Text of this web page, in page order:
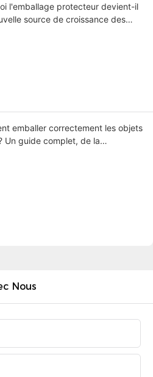
l'emballage protecteur devient-il
source de croissance des
emballer correctement les objets
Un guide complet, de la
Nous